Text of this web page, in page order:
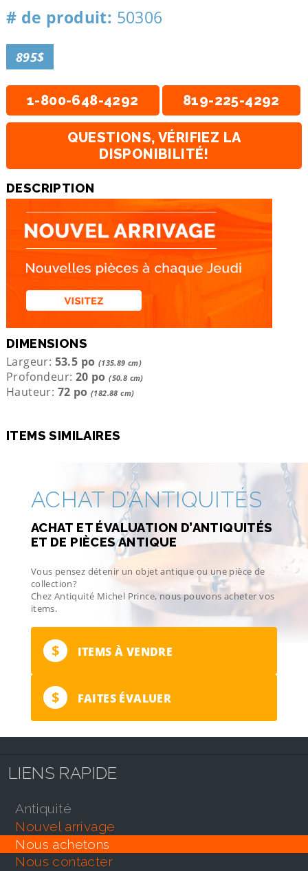
# de produit: 50306
895$
1-800-648-4292 819-225-4292
QUESTIONS, VÉRIFIEZ LA
DISPONIBILITÉ!
DESCRIPTION
DIMENSIONS
Largeur: 53.5 po (135.89 cm)
Profondeur: 20 po(50.8 cm)
Hauteur: 72 po (182.88 cm)
ITEMS SIMILAIRES
ACHAT D’ANTIQUITÉS
ACHAT ET ÉVALUATION D’ANTIQUITÉS
ET DE PIÈCES ANTIQUE
Vous pensez détenir un objet antique ou une pièce de
collection?
Chez Antiquité Michel Prince, nous pouvons acheter vos
items.
$ ITEMS À VENDRE
$ FAITES ÉVALUER
LIENS RAPIDE
antiquité
nouvel arrivage
nous achetons
nous contacter